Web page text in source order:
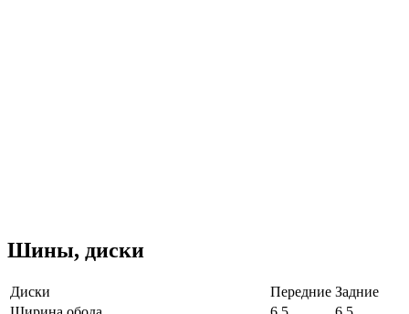
Шины, диски
Диски Передние Задние